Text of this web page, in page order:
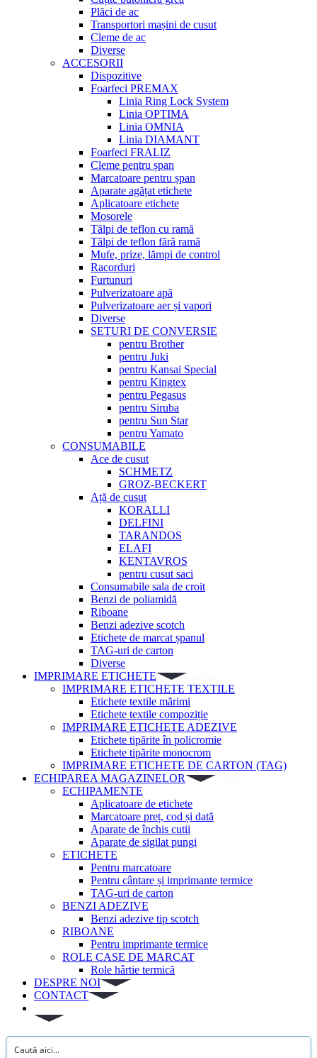
Plăci de ac
Transportori mașini de cusut
Cleme de ac
Diverse
ACCESORII
Dispozitive
Foarfeci PREMAX
Linia Ring Lock System
Linia OPTIMA
Linia OMNIA
Linia DIAMANT
Foarfeci FRALIZ
Cleme pentru șpan
Marcatoare pentru șpan
Aparate agățat etichete
Aplicatoare etichete
Mosorele
Tălpi de teflon cu ramă
Tălpi de teflon fără ramă
Mufe, prize, lămpi de control
Racorduri
Furtunuri
Pulverizatoare apă
Pulverizatoare aer și vapori
Diverse
SETURI DE CONVERSIE
pentru Brother
pentru Juki
pentru Kansai Special
pentru Kingtex
pentru Pegasus
pentru Siruba
pentru Sun Star
pentru Yamato
CONSUMABILE
Ace de cusut
SCHMETZ
GROZ-BECKERT
Ață de cusut
KORALLI
DELFINI
TARANDOS
ELAFI
KENTAVROS
pentru cusut saci
Consumabile sala de croit
Benzi de poliamidă
Riboane
Benzi adezive scotch
Etichete de marcat șpanul
TAG-uri de carton
Diverse
IMPRIMARE ETICHETE
IMPRIMARE ETICHETE TEXTILE
Etichete textile mărimi
Etichete textile compoziție
IMPRIMARE ETICHETE ADEZIVE
Etichete tipărite în policromie
Etichete tipărite monocrom
IMPRIMARE ETICHETE DE CARTON (TAG)
ECHIPAREA MAGAZINELOR
ECHIPAMENTE
Aplicatoare de etichete
Marcatoare preț, cod și dată
Aparate de închis cutii
Aparate de sigilat pungi
ETICHETE
Pentru marcatoare
Pentru cântare și imprimante termice
TAG-uri de carton
BENZI ADEZIVE
Benzi adezive tip scotch
RIBOANE
Pentru imprimante termice
ROLE CASE DE MARCAT
Role hârtie termică
DESPRE NOI
CONTACT